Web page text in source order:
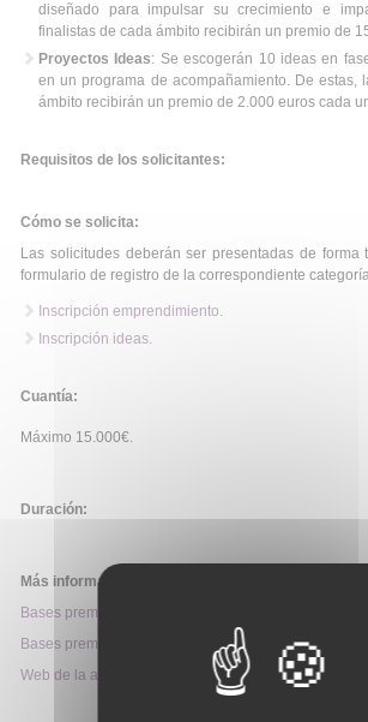
diseñado para impulsar su crecimiento e
finalistas de cada ámbito recibirán un premio de
Proyectos Ideas: Se escogerán 10 ideas en
en un programa de acompañamiento. De estas,
ámbito recibirán un premio de 2.000 euros cada
Requisitos de los solicitantes:
Cómo se solicita:
Las solicitudes deberán ser presentadas de forma
formulario de registro de la correspondiente
Inscripción emprendimiento.
Inscripción ideas.
Cuantía:
Máximo 15.000€.
Duración:
Más información:
Bases premios emprendimiento
Bases premios ideas
Web de la ayuda